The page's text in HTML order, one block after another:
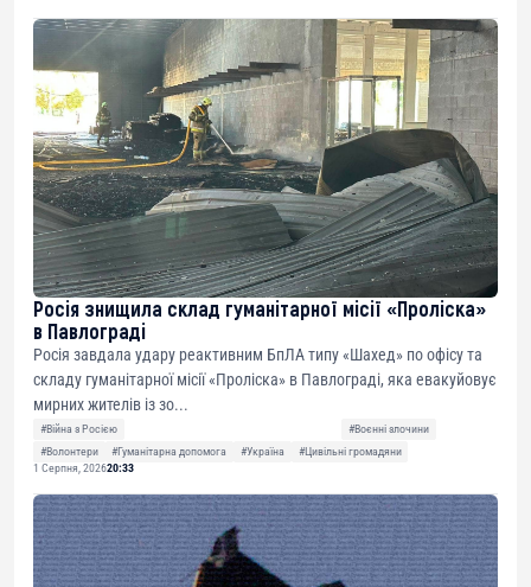
Росія знищила склад гуманітарної місії «Проліска»
в Павлограді
Росія завдала удару реактивним БпЛА типу «Шахед» по офісу та
складу гуманітарної місії «Проліска» в Павлограді, яка евакуйовує
мирних жителів із зо...
#Війна з Росією
#Воєнні злочини
#Волонтери
#Гуманітарна допомога #Україна
#Цивільні громадяни
1 Серпня, 202620:33